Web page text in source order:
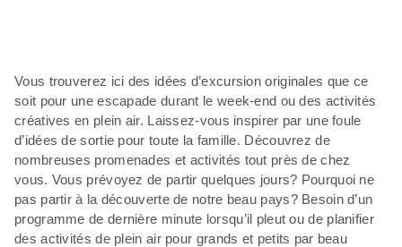
Vous trouverez ici des idées d’excursion originales que ce
soit pour une escapade durant le week-end ou des activités
créatives en plein air. Laissez-vous inspirer par une foule
d’idées de sortie pour toute la famille. Découvrez de
nombreuses promenades et activités tout près de chez
vous. Vous prévoyez de partir quelques jours? Pourquoi ne
pas partir à la découverte de notre beau pays? Besoin d’un
programme de dernière minute lorsqu’il pleut ou de planifier
des activités de plein air pour grands et petits par beau